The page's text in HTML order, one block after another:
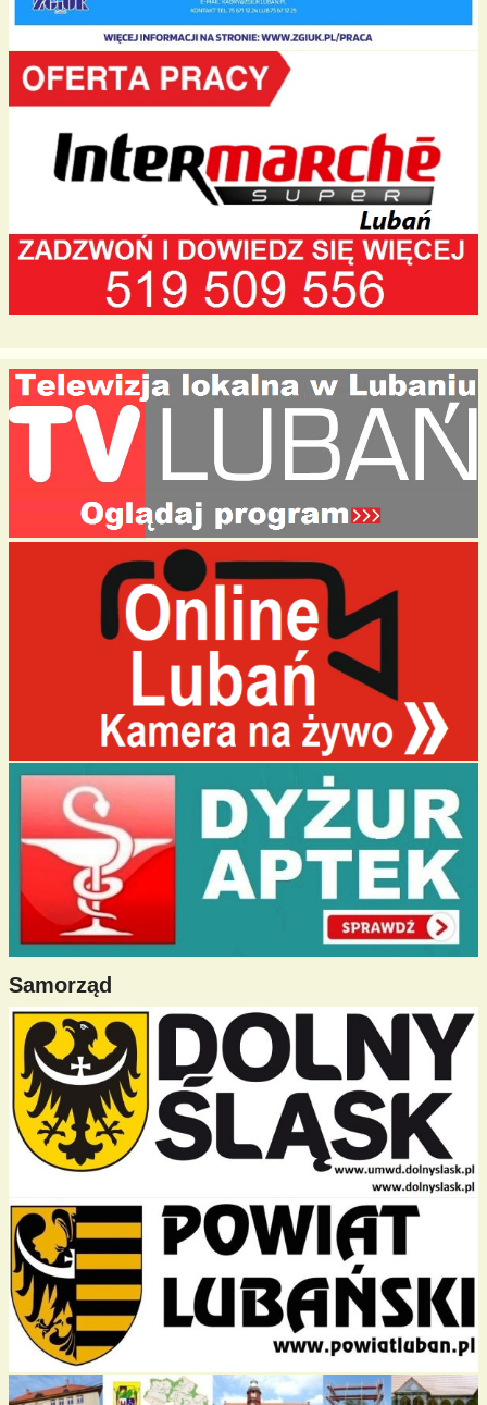
Samorząd